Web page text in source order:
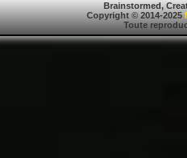
Brainstormed,
Copyright © 2014-2025
Toute